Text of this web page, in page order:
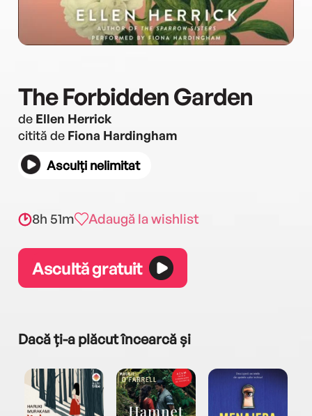
The Forbidden Garden
de Ellen Herrick
citită de Fiona Hardingham
Asculți nelimitat
8h 51m Adaugă la wishlist
Ascultă gratuit
Dacă ți-a plăcut încearcă și